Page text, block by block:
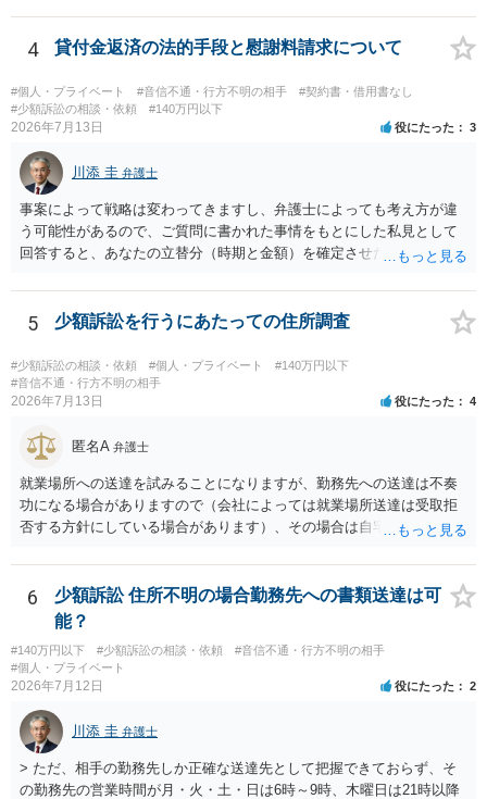
4 貸付金返済の法的手段と慰謝料請求について
#個人・プライベート #音信不通・行方不明の相手
#契約書・借用書なし
#少額訴訟の相談・依頼
#140万円以下
2026年7月13日 役にたった 3
川添 圭 弁護士
事案によって戦略は変わってきますし、弁護士によっても考え方が違
う可能性があるので、ご質問に書かれた事情をもとにした私見として
回答すると、あなたの立替分（時期と金額）を確定させた上で、淡々
と、もし異議申立てがなされる可能性が高そうであれば時間の浪費
（通常訴訟へ移行する日数分空転する）になりますし、支払督促及び
に相手方が遠方である場合は）対応が面倒な場合があるからです。相
手方の主張については、和解で減額を考慮すればよいと思います。 な
お、残念ながら、「連絡も返ってこず、返済の目処も立たずで精神的
せん。
5 少額訴訟を行うにあたっての住所調査
#少額訴訟の相談・依頼 #個人・プライベート
#140万円以下
#音信不通・行方不明の相手
2026年7月13日 役にたった 4
匿名A 弁護士
就業場所への送達を試みることになりますが、勤務先への送達は不奏
功になる場合がありますので（会社によっては就業場所送達は受取拒
否する方針にしている場合があります）、その場合は自宅の住所調査
6
少額訴訟 住所不明の場合勤務先への書類送達は可
能？
#140万円以下 #少額訴訟の相談・依頼
#音信不通・行方不明の相手
#個人・プライベート
2026年7月12日 役にたった 2
川添 圭 弁護士
> ただ、相手の勤務先しか正確な送達先として把握できておらず、そ
の勤務先の営業時間が月・火・土・日は6時～9時、木曜日は21時以降